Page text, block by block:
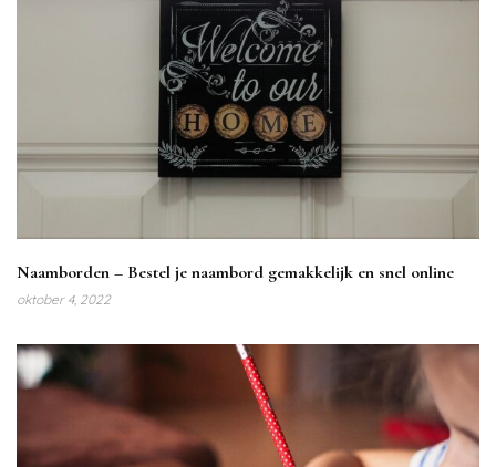
Naamborden – Bestel je naambord gemakkelijk en snel online
oktober 4, 2022